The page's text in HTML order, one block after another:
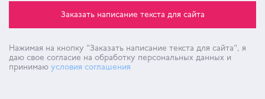
Заказать написание текста для сайта
Нажимая на кнопку "Заказать написание текста для сайта", я
даю свое согласие на обработку персональных данных и
принимаю условия соглашения